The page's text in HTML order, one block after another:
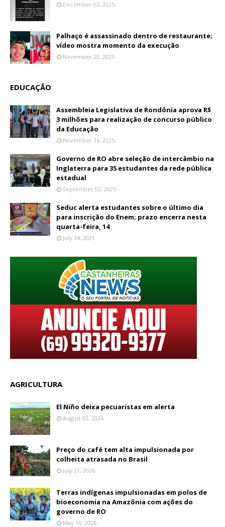
December 02, 2025
Palhaço é assassinado dentro de restaurante;
vídeo mostra momento da execução
November 20, 2025
EDUCAÇÃO
Assembleia Legislativa de Rondônia aprova R$
3 milhões para realização de concurso público
da Educação
November 16, 2025
Governo de RO abre seleção de intercâmbio na
Inglaterra para 35 estudantes da rede pública
estadual
September 02, 2025
Seduc alerta estudantes sobre o último dia
para inscrição do Enem; prazo encerra nesta
quarta-feira, 14
July 14, 2021
AGRICULTURA
El Niño deixa pecuaristas em alerta
August 02, 2026
Preço do café tem alta impulsionada por
colheita atrasada no Brasil
July 21, 2026
Terras indígenas impulsionadas em polos de
bioeconomia na Amazônia com ações do
governo de RO
May 16, 2026